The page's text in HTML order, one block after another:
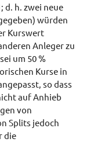
d. h. zwei neue
würden
Kurswert
Anleger zu
um 50 %
Kurse in
so dass
auf Anhieb
von
Splits jedoch
die